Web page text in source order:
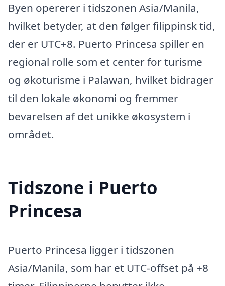
Byen opererer i tidszonen Asia/Manila,
hvilket betyder, at den følger filippinsk tid,
der er UTC+8. Puerto Princesa spiller en
regional rolle som et center for turisme
og økoturisme i Palawan, hvilket bidrager
til den lokale økonomi og fremmer
bevarelsen af det unikke økosystem i
området.
Tidszone i Puerto
Princesa
Puerto Princesa ligger i tidszonen
Asia/Manila, som har et UTC-offset på +8